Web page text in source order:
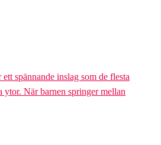
spännande inslag som de flesta
ytor. När barnen springer mellan